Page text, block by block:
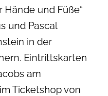
Hände und Füße“
und Pascal
in der
Eintrittskarten
am
Ticketshop von